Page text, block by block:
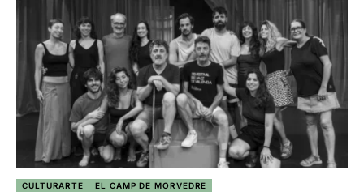
CULTURARTE EL CAMP DE MORVEDRE